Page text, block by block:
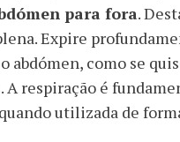
para fora.
Expire
abdómen, como se
A respiração é
utilizada de